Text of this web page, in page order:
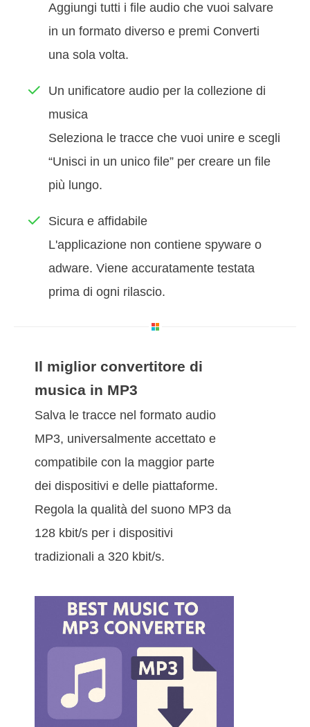
Aggiungi tutti i file audio che vuoi salvare
in un formato diverso e premi Converti
una sola volta.
Un unificatore audio per la collezione di
musica
Seleziona le tracce che vuoi unire e scegli
“Unisci in un unico file” per creare un file
più lungo.
Sicura e affidabile
L'applicazione non contiene spyware o
adware. Viene accuratamente testata
prima di ogni rilascio.
Il miglior convertitore di
musica in MP3
Salva le tracce nel formato audio
MP3, universalmente accettato e
compatibile con la maggior parte
dei dispositivi e delle piattaforme.
Regola la qualità del suono MP3 da
128 kbit/s per i dispositivi
tradizionali a 320 kbit/s.